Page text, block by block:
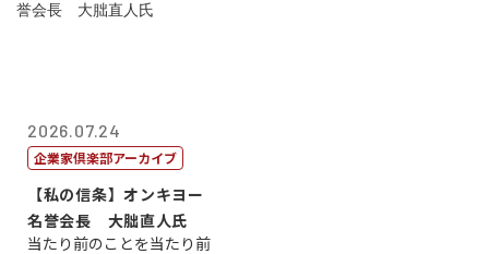
2026.07.24
企業家倶楽部アーカイブ
【私の信条】オンキヨー
名誉会長 大朏直人氏
当たり前のことを当たり前